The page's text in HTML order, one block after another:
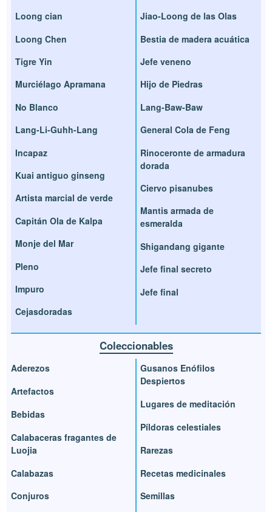
Loong cian
Loong Chen
Tigre Yin
Murciélago Apramana
No Blanco
Lang-Li-Guhh-Lang
Incapaz
Kuai antiguo ginseng
Artista marcial de verde
Capitán Ola de Kalpa
Monje del Mar
Pleno
Impuro
Cejasdoradas
Jiao-Loong de las Olas
Bestia de madera acuática
Jefe veneno
Hijo de Piedras
Lang-Baw-Baw
General Cola de Feng
Rinoceronte de armadura
dorada
Ciervo pisanubes
Mantis armada de
esmeralda
Shigandang gigante
Jefe final secreto
Jefe final
Coleccionables
Aderezos
Artefactos
Bebidas
Calabaceras fragantes de
Luojia
Calabazas
Conjuros
Gusanos Enófilos
Despiertos
Lugares de meditación
Píldoras celestiales
Rarezas
Recetas medicinales
Semillas